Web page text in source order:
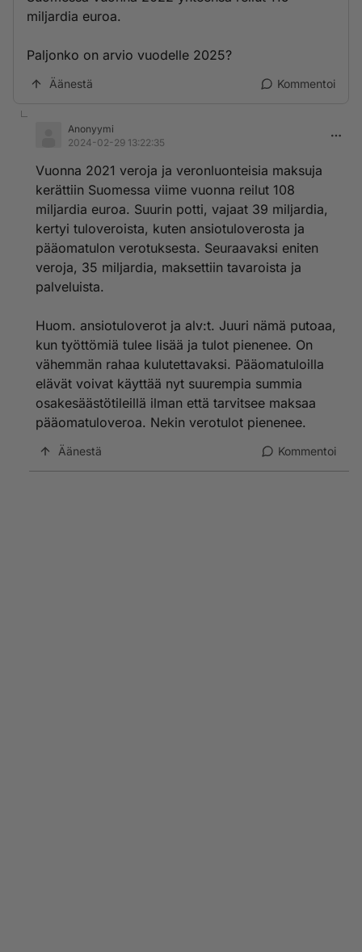
miljardia euroa.
Paljonko on arvio vuodelle 2025?
Äänestä Kommentoi
Anonyymi
2024-02-29 13:22:35
Vuonna 2021 veroja ja veronluonteisia maksuja
kerättiin Suomessa viime vuonna reilut 108
miljardia euroa. Suurin potti, vajaat 39 miljardia,
kertyi tuloveroista, kuten ansiotuloverosta ja
pääomatulon verotuksesta. Seuraavaksi eniten
veroja, 35 miljardia, maksettiin tavaroista ja
palveluista.
Huom. ansiotuloverot ja alv:t. Juuri nämä putoaa,
kun työttömiä tulee lisää ja tulot pienenee. On
vähemmän rahaa kulutettavaksi. Pääomatuloilla
elävät voivat käyttää nyt suurempia summia
osakesäästötileillä ilman että tarvitsee maksaa
pääomatuloveroa. Nekin verotulot pienenee.
Äänestä Kommentoi